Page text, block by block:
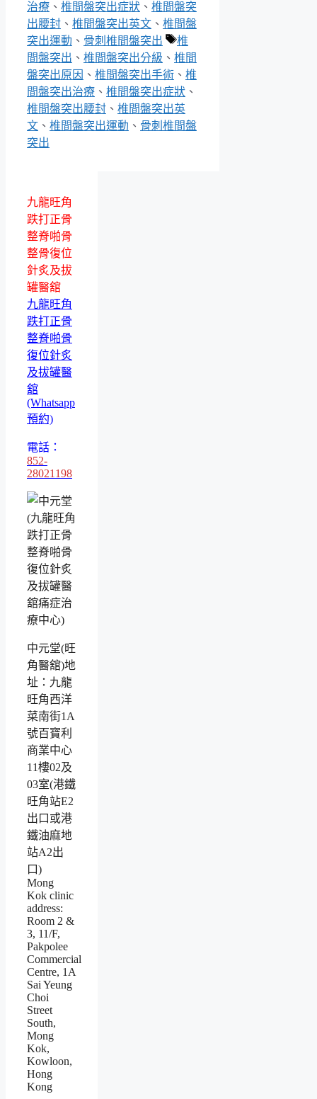
治療 、 椎間盤突出症狀 、 椎間盤突
出腰封 、 椎間盤突出英文 、 椎間盤
突出運動 、 骨刺椎間盤突出
標
籤
椎
間盤突出 、 椎間盤突出分級 、 椎間
盤突出原因 、 椎間盤突出手術 、 椎
間盤突出治療 、 椎間盤突出症狀 、
椎間盤突出腰封 、 椎間盤突出英
文 、 椎間盤突出運動 、 骨刺椎間盤
突出
九龍旺角
跌打正骨
整脊啪骨
整骨復位
針炙及拔
罐醫舘
九龍旺角
跌打正骨
整脊啪骨
復位針炙
及拔罐醫
舘
(Whatsapp
預約)
電話：
852-
28021198
中元堂(旺
角醫舘)地
址：九龍
旺角西洋
菜南街1A
號百寶利
商業中心
11樓02及
03室(港鐵
旺角站E2
出口或港
鐵油麻地
站A2出
口)
Mong
Kok clinic
address:
Room 2 &
3, 11/F,
Pakpolee
Commercial
Centre, 1A
Sai Yeung
Choi
Street
South,
Mong
Kok,
Kowloon,
Hong
Kong